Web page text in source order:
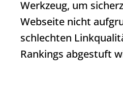
Werkzeug, um
Webseite nicht
schlechten
Rankings abgestuft